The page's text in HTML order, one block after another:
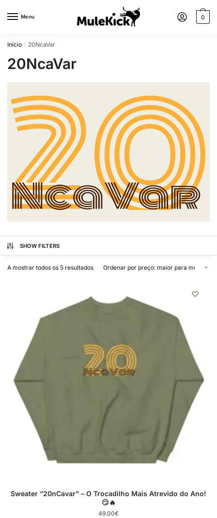
Menu 0
Início / 20NcaVar
20NcaVar
SHOW FILTERS
A mostrar todos os 5 resultados
Sweater “20nCavar” – O Trocadilho Mais Atrevido do Ano!
😏🔥
49.00€